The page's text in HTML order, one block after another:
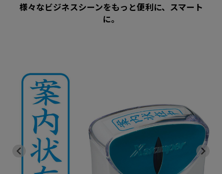
様々なビジネスシーンをもっと便利に、スマート
に。